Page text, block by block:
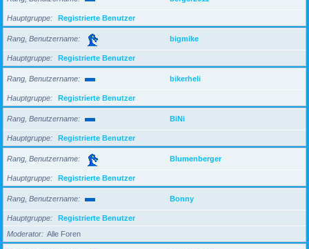
Hauptgruppe Registrierte Benutzer
Rang, Benutzername bigmike
Hauptgruppe Registrierte Benutzer
Rang, Benutzername bikerheli
Hauptgruppe Registrierte Benutzer
Rang, Benutzername BiNi
Hauptgruppe Registrierte Benutzer
Rang, Benutzername Blumenberger
Hauptgruppe Registrierte Benutzer
Rang, Benutzername Bonny
Hauptgruppe
Registrierte Benutzer
Moderator
Alle Foren